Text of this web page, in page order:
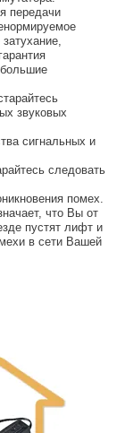
передачи
звуковых
сигнальных и
следовать
помех.
что Вы от
пустят лифт и
в сети Вашей